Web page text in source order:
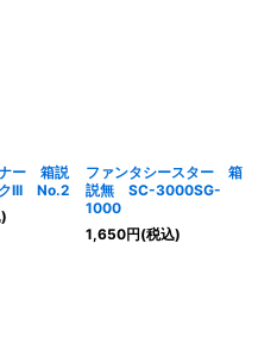
ナー 箱説
III No.2
ファンタシースター 箱
説無 SC-3000SG-
1000
1,650円(税込)